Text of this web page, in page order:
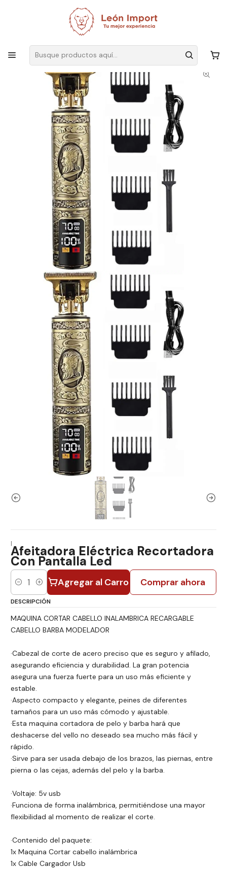
Envíos GRATIS
Ver Todos Los Productos
Afeitadora Eléctrica Recortadora Con Pantalla Led
|Afeitadora Eléctrica Recortadora
Con Pantalla Led
Cantidad Agregar al Carro Comprar ahora
DESCRIPCIÓN
MAQUINA CORTAR CABELLO INALAMBRICA RECARGABLE
CABELLO BARBA MODELADOR
·Cabezal de corte de acero preciso que es seguro y afilado,
asegurando eficiencia y durabilidad. La gran potencia
asegura una fuerza fuerte para un uso más eficiente y
estable.
·Aspecto compacto y elegante, peines de diferentes
tamaños para un uso más cómodo y ajustable.
·Esta maquina cortadora de pelo y barba hará que
deshacerse del vello no deseado sea mucho más fácil y
rápido.
·Sirve para ser usada debajo de los brazos, las piernas, entre
pierna o las cejas, además del pelo y la barba.
·Voltaje: 5v usb
·Funciona de forma inalámbrica, permitiéndose una mayor
flexibilidad al momento de realizar el corte.
·Contenido del paquete:
1x Maquina Cortar cabello inalámbrica
1x Cable Cargador Usb